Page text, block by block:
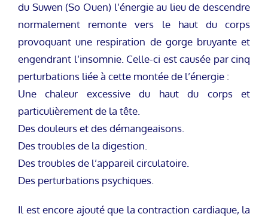
du Suwen (So Ouen) l’énergie au lieu de descendre
normalement remonte vers le haut du corps
provoquant une respiration de gorge bruyante et
engendrant l’insomnie. Celle-ci est causée par cinq
perturbations liée à cette montée de l’énergie :
Une chaleur excessive du haut du corps et
particulièrement de la tête.
Des douleurs et des démangeaisons.
Des troubles de la digestion.
Des troubles de l’appareil circulatoire.
Des perturbations psychiques.
Il est encore ajouté que la contraction cardiaque, la